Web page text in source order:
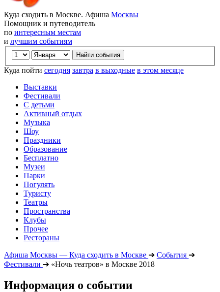
Куда сходить в Москве. Афиша Москвы
Помощник и путеводитель
по интересным местам
и лучшим событиям
Куда пойти сегодня завтра в выходные в этом месяце
Выставки
Фестивали
С детьми
Активный отдых
Музыка
Шоу
Праздники
Образование
Бесплатно
Музеи
Парки
Погулять
Туристу
Театры
Пространства
Клубы
Прочее
Рестораны
Афиша Москвы — Куда сходить в Москве ➔ События ➔
Фестивали ➔ «Ночь театров» в Москве 2018
Информация о событии